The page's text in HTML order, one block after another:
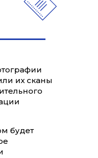
их сканы
будет